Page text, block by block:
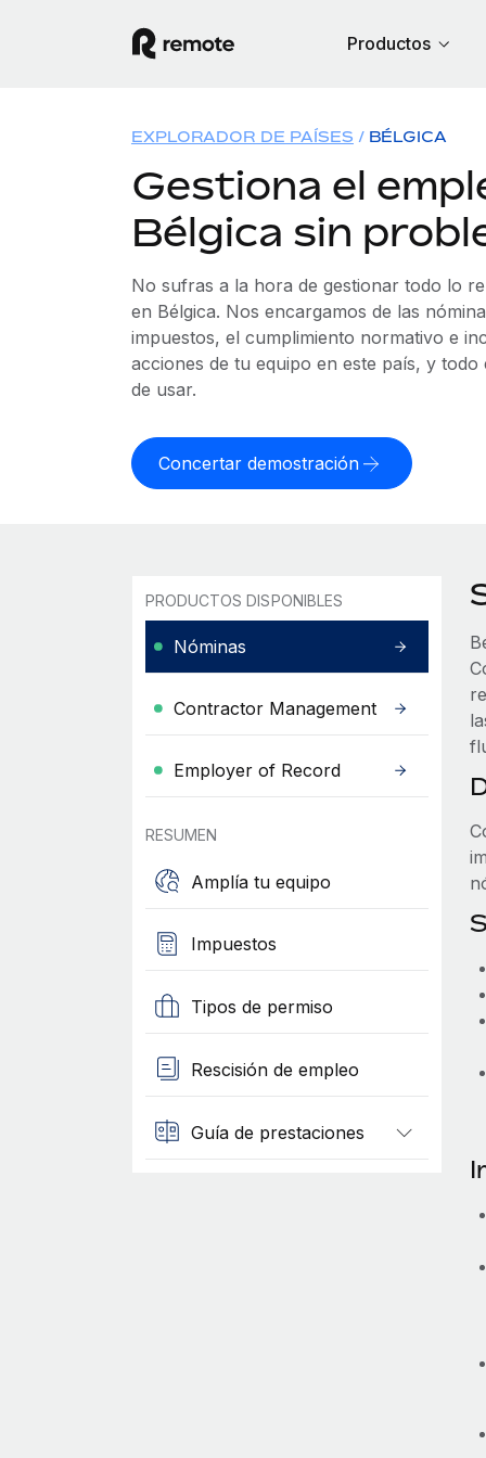
Productos
EXPLORADOR DE PAÍSES BÉLGICA
Gestiona el
Bélgica sin
No sufras a la hora de gestionar todo lo
en Bélgica. Nos encargamos de las
impuestos, el cumplimiento normativo e
acciones de tu equipo en este país, y
de usar.
Concertar demostración
PRODUCTOS DISPONIBLES
Nóminas
Contractor Management
Employer of Record
RESUMEN
Amplía tu equipo
Impuestos
Tipos de permiso
Rescisión de empleo
Guía de prestaciones